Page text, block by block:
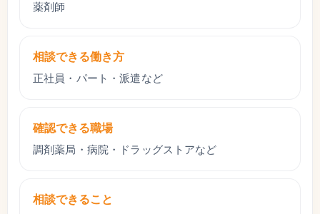
薬剤師
相談できる働き方
正社員・パート・派遣など
確認できる職場
調剤薬局・病院・ドラッグストアなど
相談できること